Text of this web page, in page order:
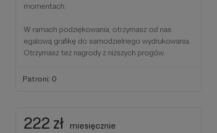
momentach.
W ramach podziękowania, otrzymasz od nas
egalową grafikę do samodzielnego wydrukowania.
Otrzymasz też nagrody z niższych progów.
Patroni: 0
222 zł miesięcznie